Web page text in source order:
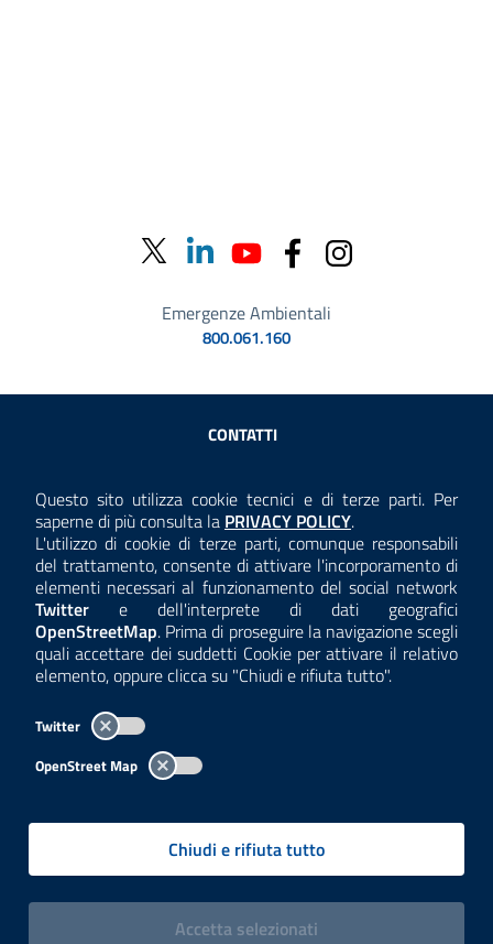
Questo sito utilizza cookie tecnici e di terze parti. Per
saperne di più consulta la Consulta la
PRIVACY POLICY.
L'utilizzo di cookie di terze parti, comunque responsabili
del trattamento, consente di attivare l'incorporamento di
elementi necessari al funzionamento del social network
Twitter e dell'interprete di dati geografici
OpenStreetMap. Prima di proseguire la navigazione scegli
quali accettare dei suddetti Cookie per attivare il relativo
elemento, oppure clicca su "Chiudi e rifiuta tutto".
Twitter
OpenStreet Map
Chiudi e rifiuta tutto
Accettai cookies
selezionati
Emergenze Ambientali
800.061.160
Sezione Link Utili
CONTATTI
ANTICORRUZIONE
ACCESSIBILITÀ
COOKIE E PRIVACY
TEMI A-Z
Per l'utilizzo del logo e dei dati fare riferimento al regolamento
consultabile aquesta pagina
P.IVA: 13015060158 | CUU-PA: UFCPQZ